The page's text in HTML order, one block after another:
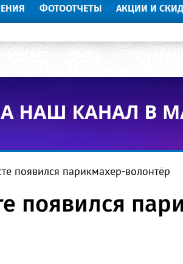
ФОТООТЧЕТЫ АКЦИИ И
появился парикмахер-волонтёр
появился